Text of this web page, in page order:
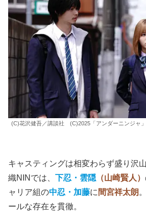
(C)花沢健吾／講談社 (C)2025「アンダーニンジャ
キャスティングは相変わらず盛り沢
織NINでは、
下忍・雲隠 （山崎賢人）
ャリア組の中忍・加藤に間宮祥太朗
ールな存在を貫徹。